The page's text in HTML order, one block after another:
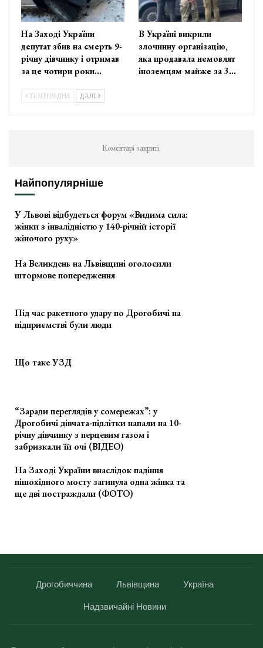
На Заході України
депутат збив на смерть 9-
річну дівчинку і отримав
за це чотири роки…
В Україні викрили
злочинну організацію,
яка продавала немовлят
іноземцям майже за 3…
ПОПЕРЕДНЯ ДАЛІ
Коментарі закриті.
Найпопулярніше
У Львові відбудеться форум «Видима сила:
жінки з інвалідністю у 140-річній історії
жіночого руху»
На Великдень на Львівщині оголосили
штормове попередження
Під час ракетного удару по Дрогобичі на
підприємстві були люди
Що таке УЗД
“Заради переглядів у сомережах”: у
Дрогобичі дівчата-підлітки напали на 10-
річну дівчинку з перцевим газом і
забризкали їй очі (ВІДЕО)
На Заході України внаслідок падіння
пішохідного мосту загинула одна жінка та
ще дві постраждали (ФОТО)
Дрогобиччина Львівщина Україна
Надзвичайні Новини